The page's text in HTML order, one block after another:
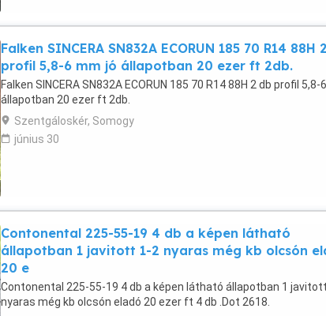
Falken SINCERA SN832A ECORUN 185 70 R14 88H
profil 5,8-6 mm jó állapotban 20 ezer ft 2db.
Falken SINCERA SN832A ECORUN 185 70 R14 88H 2 db profil 5,8-
állapotban 20 ezer ft 2db.
Szentgáloskér, Somogy
június 30
Contonental 225-55-19 4 db a képen látható
állapotban 1 javitott 1-2 nyaras még kb olcsón
20 e
Contonental 225-55-19 4 db a képen látható állapotban 1
nyaras még kb olcsón eladó 20 ezer ft 4 db .Dot 2618.